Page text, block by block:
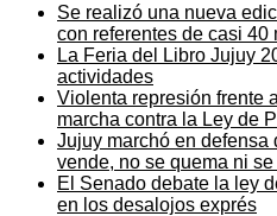
Se realizó una nueva
con referentes de casi 40
La Feria del Libro Jujuy
actividades
Violenta represión frente
marcha contra la Ley de
Jujuy marchó en defensa
vende, no se quema ni
El Senado debate la ley
en los desalojos exprés